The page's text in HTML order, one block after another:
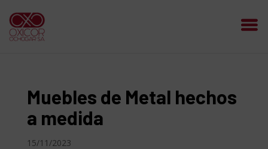
Muebles de Metal hechos
a medida
15/11/2023